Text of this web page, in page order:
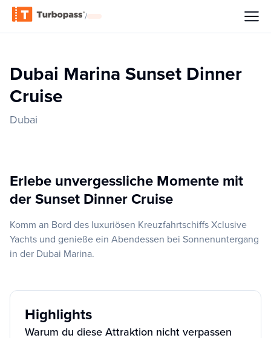
/
Dubai Marina Sunset Dinner
Cruise
Dubai
Erlebe unvergessliche Momente mit
der Sunset Dinner Cruise
Komm an Bord des luxuriösen Kreuzfahrtschiffs Xclusive
Yachts und genieße ein Abendessen bei Sonnenuntergang
in der Dubai Marina.
Highlights
Warum du diese Attraktion nicht verpassen